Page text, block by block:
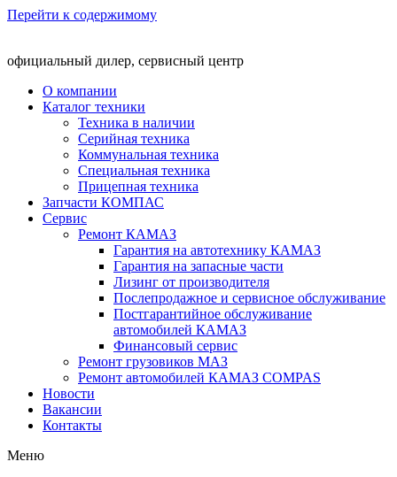
Перейти к содержимому
официальный дилер, сервисный центр
О компании
Каталог техники
Техника в наличии
Серийная техника
Коммунальная техника
Специальная техника
Прицепная техника
Запчасти КОМПАС
Сервис
Ремонт КАМАЗ
Гарантия на автотехнику КАМАЗ
Гарантия на запасные части
Лизинг от производителя
Послепродажное и сервисное обслуживание
Постгарантийное обслуживание
автомобилей КАМАЗ
Финансовый сервис
Ремонт грузовиков МАЗ
Ремонт автомобилей КАМАЗ COMPAS
Новости
Вакансии
Контакты
Меню